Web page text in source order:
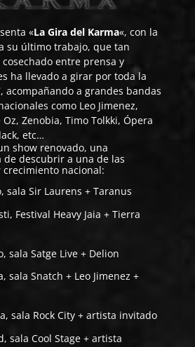
«La Gira del Karma«, con la
su último trabajo, que tan
entre prensa y
ha llevado a girar por toda la
acompañando a grandes bandas
como Leo Jimenez,
Zenobia, Timo Tolkki, Ópera
etc…
show renovado, una
descubrir a una de las
crecimiento nacional:
sala Sir Laurens + Taranus
Festival Heavy Jaia + Tierra
sala Satge Live + Delion
sala Snatch + Leo Jimenez +
sala Rock City + artista invitado
sala Cool Stage + artista